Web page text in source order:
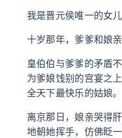
我是晋元侯唯一的女儿
十岁那年，爹爹和娘
皇伯伯与爹爹的矛盾
为爹娘饯别的宫宴之
全天下最快乐的姑娘。
离京那日，娘亲哭得
地朝她挥手，仿佛眨